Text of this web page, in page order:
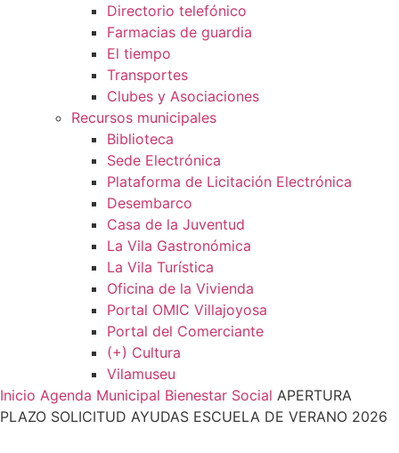
Directorio telefónico
Farmacias de guardia
El tiempo
Transportes
Clubes y Asociaciones
Recursos municipales
Biblioteca
Sede Electrónica
Plataforma de Licitación Electrónica
Desembarco
Casa de la Juventud
La Vila Gastronómica
La Vila Turística
Oficina de la Vivienda
Portal OMIC Villajoyosa
Portal del Comerciante
(+) Cultura
Vilamuseu
Inicio Agenda Municipal Bienestar Social APERTURA
PLAZO SOLICITUD AYUDAS ESCUELA DE VERANO 2026